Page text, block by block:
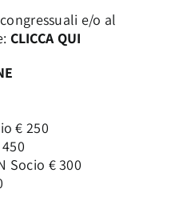
e/o al
CLICCA QUI
€ 250
Socio € 300